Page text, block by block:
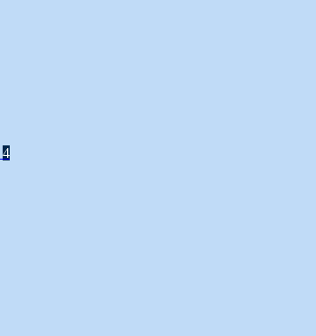
4